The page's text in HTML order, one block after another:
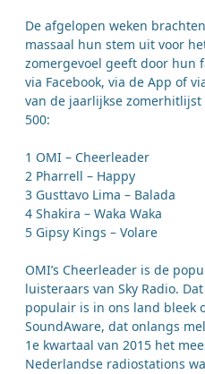
De afgelopen weken
massaal hun stem uit voor
zomergevoel geeft door hun
via Facebook, via de App of
van de jaarlijkse zomerhitlijst
500:
1 OMI – Cheerleader
2 Pharrell – Happy
3 Gusttavo Lima – Balada
4 Shakira – Waka Waka
5 Gipsy Kings – Volare
OMI’s Cheerleader is de
luisteraars van Sky Radio.
populair is in ons land bleek
SoundAware, dat onlangs
1e kwartaal van 2015 het
Nederlandse radiostations